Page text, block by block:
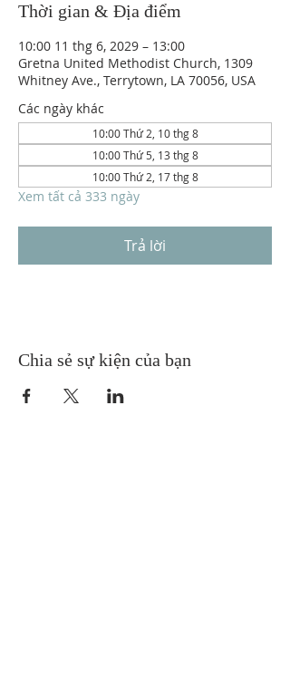
Thời gian & Địa điểm
10:00 11 thg 6, 2029 – 13:00
Gretna United Methodist Church, 1309
Whitney Ave., Terrytown, LA 70056, USA
Các ngày khác
10:00 Thứ 2, 10 thg 8
10:00 Thứ 5, 13 thg 8
10:00 Thứ 2, 17 thg 8
Xem tất cả 333 ngày
Trả lời
Chia sẻ sự kiện của bạn